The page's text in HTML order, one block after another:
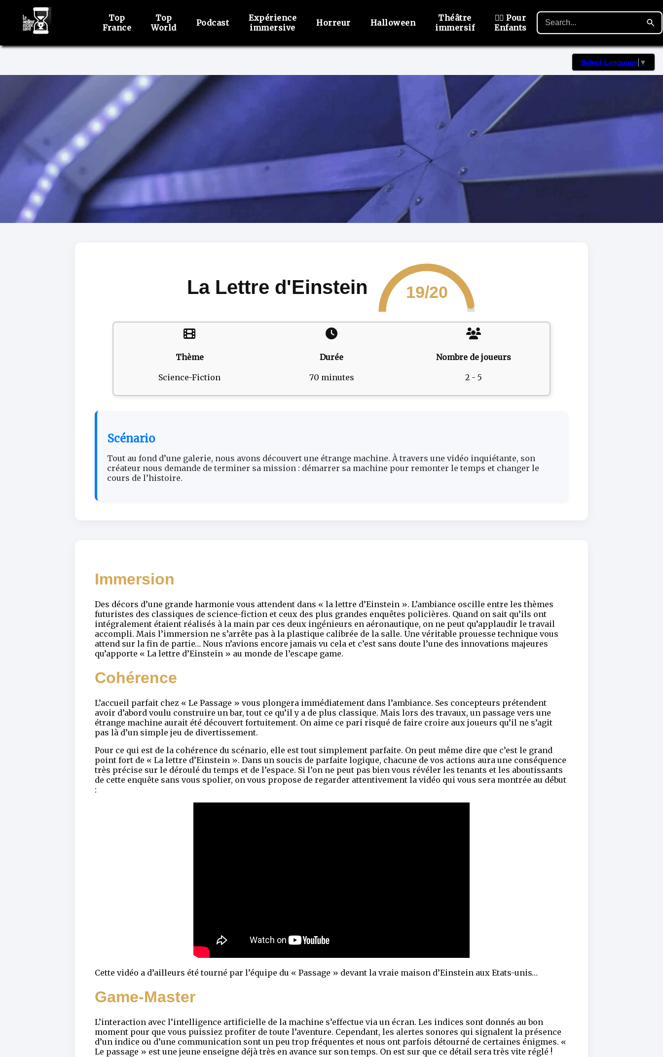
Top
France
Top
World
Podcast
Expérience
immersive
Horreur Halloween
Théâtre
immersif
🙋‍♂️ Pour
Enfants
Select Language ▼
La Lettre d'Einstein 19/20
Thème
Science-Fiction
Durée
70 minutes
Nombre de joueurs
2 - 5
Scénario
Tout au fond d’une galerie, nous avons découvert une étrange machine. À travers une vidéo inquiétante, son
créateur nous demande de terminer sa mission : démarrer sa machine pour remonter le temps et changer le
cours de l’histoire.
Immersion
Des décors d’une grande harmonie vous attendent dans « la lettre d’Einstein ». L’ambiance oscille entre les thèmes
futuristes des classiques de science-fiction et ceux des plus grandes enquêtes policières. Quand on sait qu’ils ont
intégralement étaient réalisés à la main par ces deux ingénieurs en aéronautique, on ne peut qu’applaudir le travail
accompli. Mais l’immersion ne s’arrête pas à la plastique calibrée de la salle. Une véritable prouesse technique vous
attend sur la fin de partie… Nous n’avions encore jamais vu cela et c’est sans doute l’une des innovations majeures
qu’apporte « La lettre d’Einstein » au monde de l’escape game.
Cohérence
L’accueil parfait chez « Le Passage » vous plongera immédiatement dans l’ambiance. Ses concepteurs prétendent
avoir d’abord voulu construire un bar, tout ce qu’il y a de plus classique. Mais lors des travaux, un passage vers une
étrange machine aurait été découvert fortuitement. On aime ce pari risqué de faire croire aux joueurs qu’il ne s’agit
pas là d’un simple jeu de divertissement.
Pour ce qui est de la cohérence du scénario, elle est tout simplement parfaite. On peut même dire que c’est le grand
point fort de « La lettre d’Einstein ». Dans un soucis de parfaite logique, chacune de vos actions aura une conséquence
très précise sur le déroulé du temps et de l’espace. Si l’on ne peut pas bien vous révéler les tenants et les aboutissants
de cette enquête sans vous spolier, on vous propose de regarder attentivement la vidéo qui vous sera montrée au début
:
Cette vidéo a d’ailleurs été tourné par l’équipe du « Passage » devant la vraie maison d’Einstein aux Etats-unis…
Game-Master
L’interaction avec l’intelligence artificielle de la machine s’effectue via un écran. Les indices sont donnés au bon
moment pour que vous puissiez profiter de toute l’aventure. Cependant, les alertes sonores qui signalent la présence
d’un indice ou d’une communication sont un peu trop fréquentes et nous ont parfois détourné de certaines énigmes. «
Le passage » est une jeune enseigne déjà très en avance sur son temps. On est sur que ce détail sera très vite réglé !